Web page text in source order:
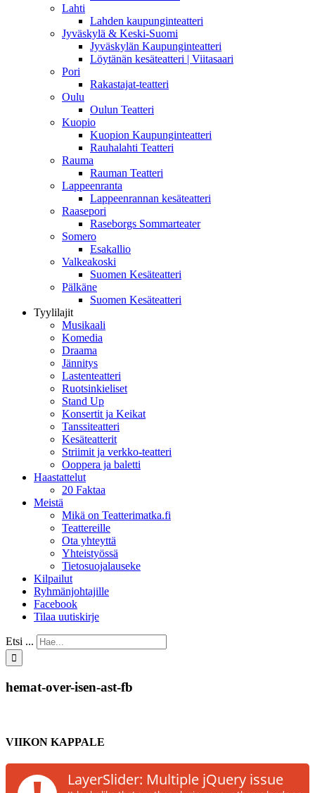
Lahti
Lahden kaupunginteatteri
Jyväskylä & Keski-Suomi
Jyväskylän Kaupunginteatteri
Löytänän kesäteatteri | Viitasaari
Pori
Rakastajat-teatteri
Oulu
Oulun Teatteri
Kuopio
Kuopion Kaupunginteatteri
Rauhalahti Teatteri
Rauma
Rauman Teatteri
Lappeenranta
Lappeenrannan kesäteatteri
Raasepori
Raseborgs Sommarteater
Somero
Esakallio
Valkeakoski
Suomen Kesäteatteri
Pälkäne
Suomen Kesäteatteri
Tyylilajit
Musikaali
Komedia
Draama
Jännitys
Lastenteatteri
Ruotsinkieliset
Stand Up
Konsertit ja Keikat
Tanssiteatteri
Kesäteatterit
Striimit ja verkko-teatteri
Ooppera ja baletti
Haastattelut
20 Faktaa
Meistä
Mikä on Teatterimatka.fi
Teattereille
Ota yhteyttä
Yhteistyössä
Tietosuojalauseke
Kilpailut
Ryhmänjohtajille
Facebook
Tilaa uutiskirje
Etsi ...
hemat-over-isen-ast-fb
VIIKON KAPPALE
LayerSlider: Multiple jQuery issue